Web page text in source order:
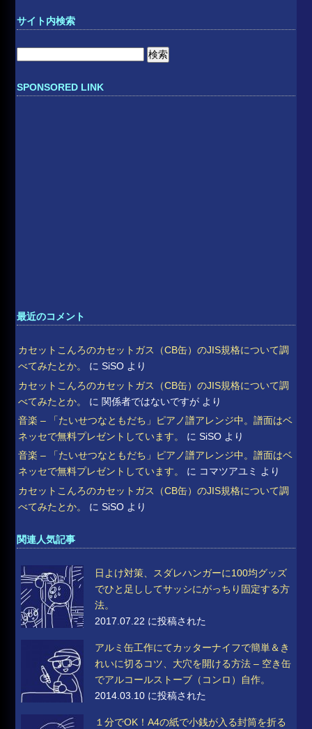
サイト内検索
SPONSORED LINK
最近のコメント
カセットこんろのカセットガス（CB缶）のJIS規格について調
べてみたとか。
にSiSO より
カセットこんろのカセットガス（CB缶）のJIS規格について調
べてみたとか。
に 関係者ではないですが より
音楽 – 「たいせつなともだち」ピアノ譜アレンジ中。譜面はベ
ネッセで無料プレゼントしています。
にSiSO より
音楽 – 「たいせつなともだち」ピアノ譜アレンジ中。譜面はベ
ネッセで無料プレゼントしています。
に コマツアユミ より
カセットこんろのカセットガス（CB缶）のJIS規格について調
べてみたとか。
にSiSO より
関連人気記事
日よけ対策、スダレハンガーに100均グッズ
でひと足ししてサッシにがっちり固定する方
法。
2017.07.22 に投稿された
アルミ缶工作にてカッターナイフで簡単＆き
れいに切るコツ、大穴を開ける方法 – 空き缶
でアルコールストーブ（コンロ）自作。
2014.03.10 に投稿された
１分でOK！A4の紙で小銭が入る封筒を折る